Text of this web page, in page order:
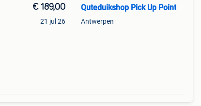
€ 189,00
21 jul 26
Quteduikshop Pick Up Point
Antwerpen